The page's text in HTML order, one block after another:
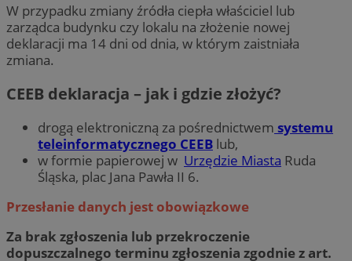
W przypadku zmiany źródła ciepła właściciel lub
zarządca budynku czy lokalu na złożenie nowej
deklaracji ma 14 dni od dnia, w którym zaistniała
zmiana.
CEEB deklaracja – jak i gdzie złożyć?
drogą elektroniczną za pośrednictwem systemu
teleinformatycznego CEEB lub,
w formie papierowej w Urzędzie Miasta Ruda
Śląska, plac Jana Pawła II 6.
Przesłanie danych jest obowiązkowe
Za brak zgłoszenia lub przekroczenie
dopuszczalnego terminu zgłoszenia zgodnie z art.